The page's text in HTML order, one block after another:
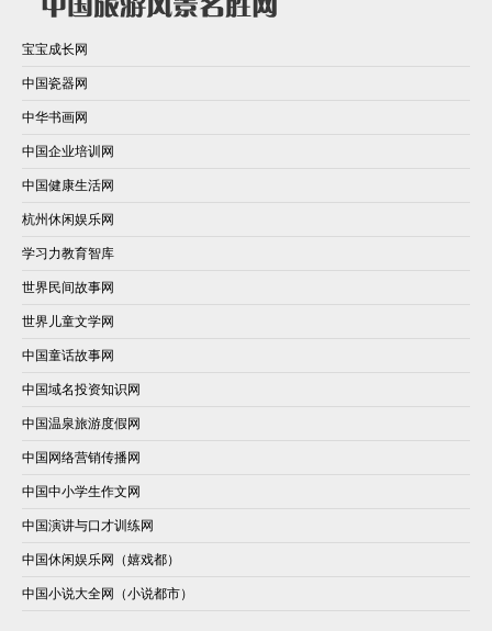
宝宝成长网
中国瓷器网
中华书画网
中国企业培训网
中国健康生活网
杭州休闲娱乐网
学习力教育智库
世界民间故事网
世界儿童文学网
中国童话故事网
中国域名投资知识网
中国温泉旅游度假网
中国网络营销传播网
中国中小学生作文网
中国演讲与口才训练网
中国休闲娱乐网（嬉戏都）
中国小说大全网（小说都市）